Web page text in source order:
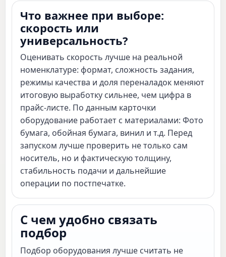
Что важнее при выборе:
скорость или
универсальность?
Оценивать скорость лучше на реальной
номенклатуре: формат, сложность задания,
режимы качества и доля переналадок меняют
итоговую выработку сильнее, чем цифра в
прайс-листе. По данным карточки
оборудование работает с материалами: Фото
бумага, обойная бумага, винил и т.д. Перед
запуском лучше проверить не только сам
носитель, но и фактическую толщину,
стабильность подачи и дальнейшие
операции по постпечатке.
С чем удобно связать
подбор
Подбор оборудования лучше считать не